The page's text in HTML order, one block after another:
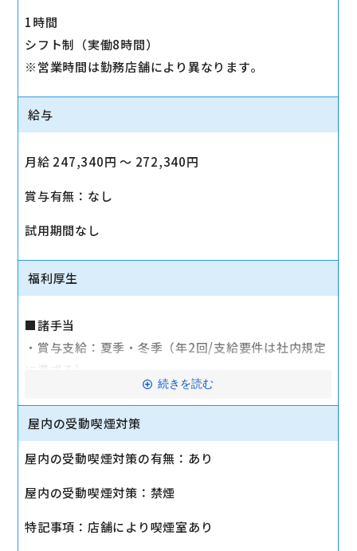
1時間
シフト制（実働8時間）
※営業時間は勤務店舗により異なります。
給与
月給 247,340円 〜 272,340円
賞与有無：なし
試用期間なし
福利厚生
■諸手当
・賞与支給：夏季・冬季（年2回/支給要件は社内規定
に準ずる）
・時間外手当あり（平均残業時間：10h/月）
・通勤手当支給（規定あり）
災保険）
・入社時に研修有（職種・地域によって研修日程が異
続きを読む
屋内の受動喫煙対策
屋内の受動喫煙対策の有無：あり
屋内の受動喫煙対策：禁煙
特記事項：店舗により喫煙室あり